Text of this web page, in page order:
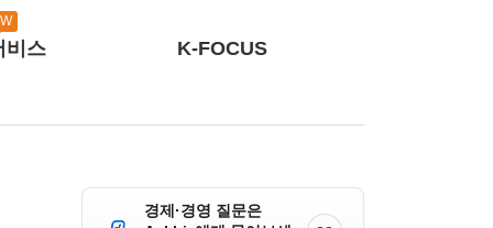
비스 K-FOCUS
경제·경영 질문은